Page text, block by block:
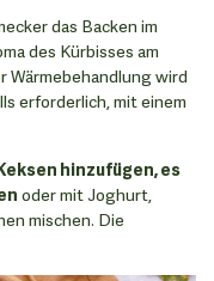
das Backen im
des Kürbisses am
wird
erforderlich, mit einem
hinzufügen, es
oder mit Joghurt,
mischen. Die